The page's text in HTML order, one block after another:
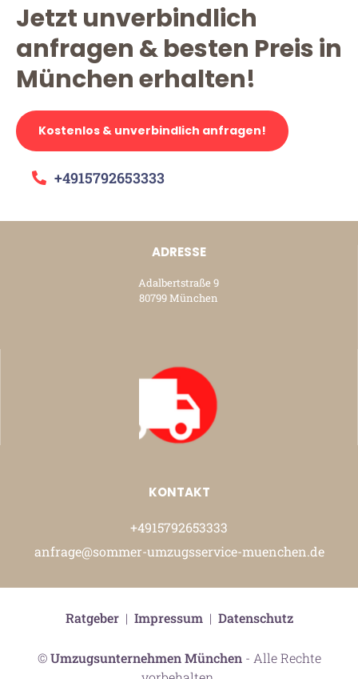
Jetzt unverbindlich
anfragen & besten Preis in
München erhalten!
Kostenlos & unverbindlich anfragen!
+4915792653333
ADRESSE
Adalbertstraße 9
80799 München
KONTAKT
+4915792653333
anfrage@sommer-umzugsservice-muenchen.de
©Umzugsunternehmen München- Alle Rechte
Ratgeber| Impressum| Datenschutz